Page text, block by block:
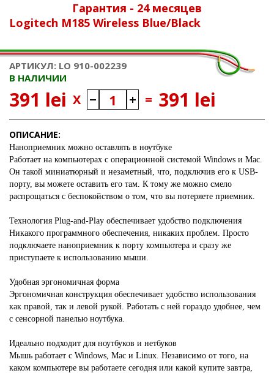
Гарантия - 24 месяцев
Logitech M185 Wireless Blue/Black
АРТИКУЛ: LO 910-002239
В НАЛИЧИИ
391 lei X = 391 lei
ОПИСАНИЕ:
Наноприемник можно оставлять в ноутбуке
Работает на компьютерах с операционной системой Windows и Mac.
Он такой миниатюрный и незаметный, что, подключив его к USB-
порту, вы можете оставить его там. К тому же можно смело
распрощаться с беспокойством о том, что вы потеряете приемник.
Технология Plug-and-Play обеспечивает удобство подключения
Никакого программного обеспечения, никаких проблем. Просто
подключаете наноприемник к порту компьютера и сразу же
приступаете к использованию мыши.
Удобная эргономичная форма
Эргономичная конструкция обеспечивает удобство использования
как правой, так и левой рукой. Работать с ней гораздо удобнее, чем
с сенсорной панелью ноутбука.
Идеально подходит для ноутбуков и нетбуков
Мышь работает с Windows, Mac и Linux. Независимо от того, на
каком компьютере вы работаете сегодня или какой купите завтра,